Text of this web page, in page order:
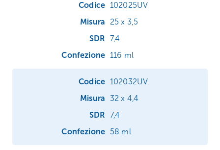
102025UV
25 x 3,5
7,4
116 ml
102032UV
32 x 4,4
7,4
58 ml